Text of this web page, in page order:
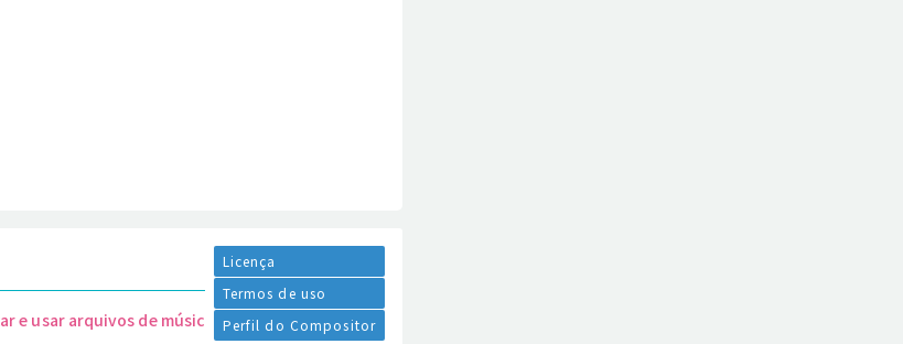
Licença
Termos de uso
Perfil do Compositor
e usar arquivos de música.